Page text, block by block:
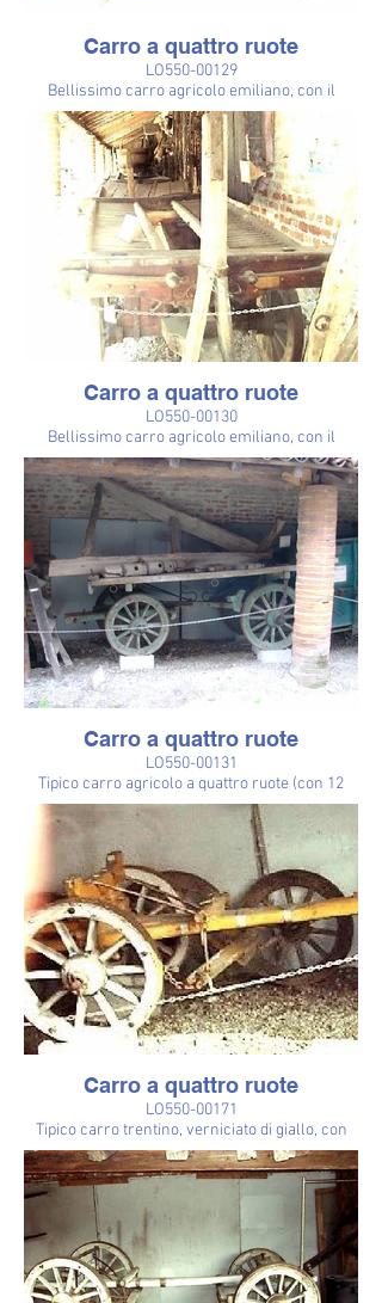
Carro a quattro ruote
LO550-00129
Bellissimo carro agricolo emiliano, con il
frontale e lo scannello posteriore ornati da
bassorilievi e scritte e artisticamente sagomati.
Carro a quattro ruote
LO550-00130
Bellissimo carro agricolo emiliano, con il
frontale ornato da bassorilievi (fiore). Prodotto
dai Fratelli Pesci, Ferrara.
Il pianale, per alleggerire il peso del carro,
destinato soprattutto al trasporto del fieno, non
è intero, ma a rastrelliera. Dietro lo scannello
posteriore un mulinello, per tirare la corda
usata per bloccare il fieno.
Carro a quattro ruote
LO550-00131
Tipico carro agricolo a quattro ruote (con 12
raggi), chiamato nel Lodigiano "car", usato per il
trasporto di prodotti agricoli ed anche di terra,
letame, masserizie del San Martin (portata
media q 20-25). Prevalentemente a trazione
equina, da parte di un solo cavallo (con l'uso
delle stanghe) o di una coppia, con l'uso di un
timone e di un bilancino. Il pianale è costituito
da assi longitudinali e trasversali. Munito di
freno a ceppo azionabile mediante la
martinicca, posta sul retro del carro.
Carro a quattro ruote
LO550-00171
Tipico carro trentino, verniciato di giallo, con
carrello di coda con colonnette intagliate
"colonéte" e carrello anteriore elegantemente